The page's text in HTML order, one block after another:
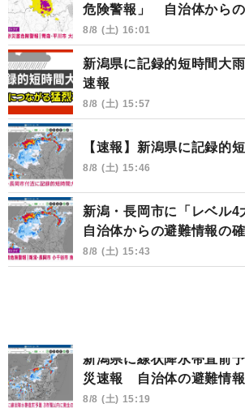
危険警報」 自治体から
8/8 (土) 16:01
新潟県に記録的短時間大
速報
8/8 (土) 15:57
【速報】新潟県に記録的
8/8 (土) 15:46
新潟・長岡市に「レベル
自治体からの避難情報の
8/8 (土) 15:43
新潟県に線状降水帯直前
災速報 自治体の避難情
8/8 (土) 15:19